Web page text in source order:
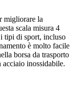
migliorare la
scala misura 4
tipi di sport, incluso
è molto facile
borsa da trasporto
inossidabile.